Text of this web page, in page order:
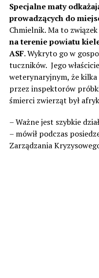
Specjalne maty
prowadzących do
Chmielnik. Ma to
na terenie powiatu
ASF. Wykryto go w
tuczników. Jego
weterynaryjnym, że kilka
przez inspektorów
śmierci zwierząt był
– Ważne jest szybkie
– mówił podczas
Zarządzania